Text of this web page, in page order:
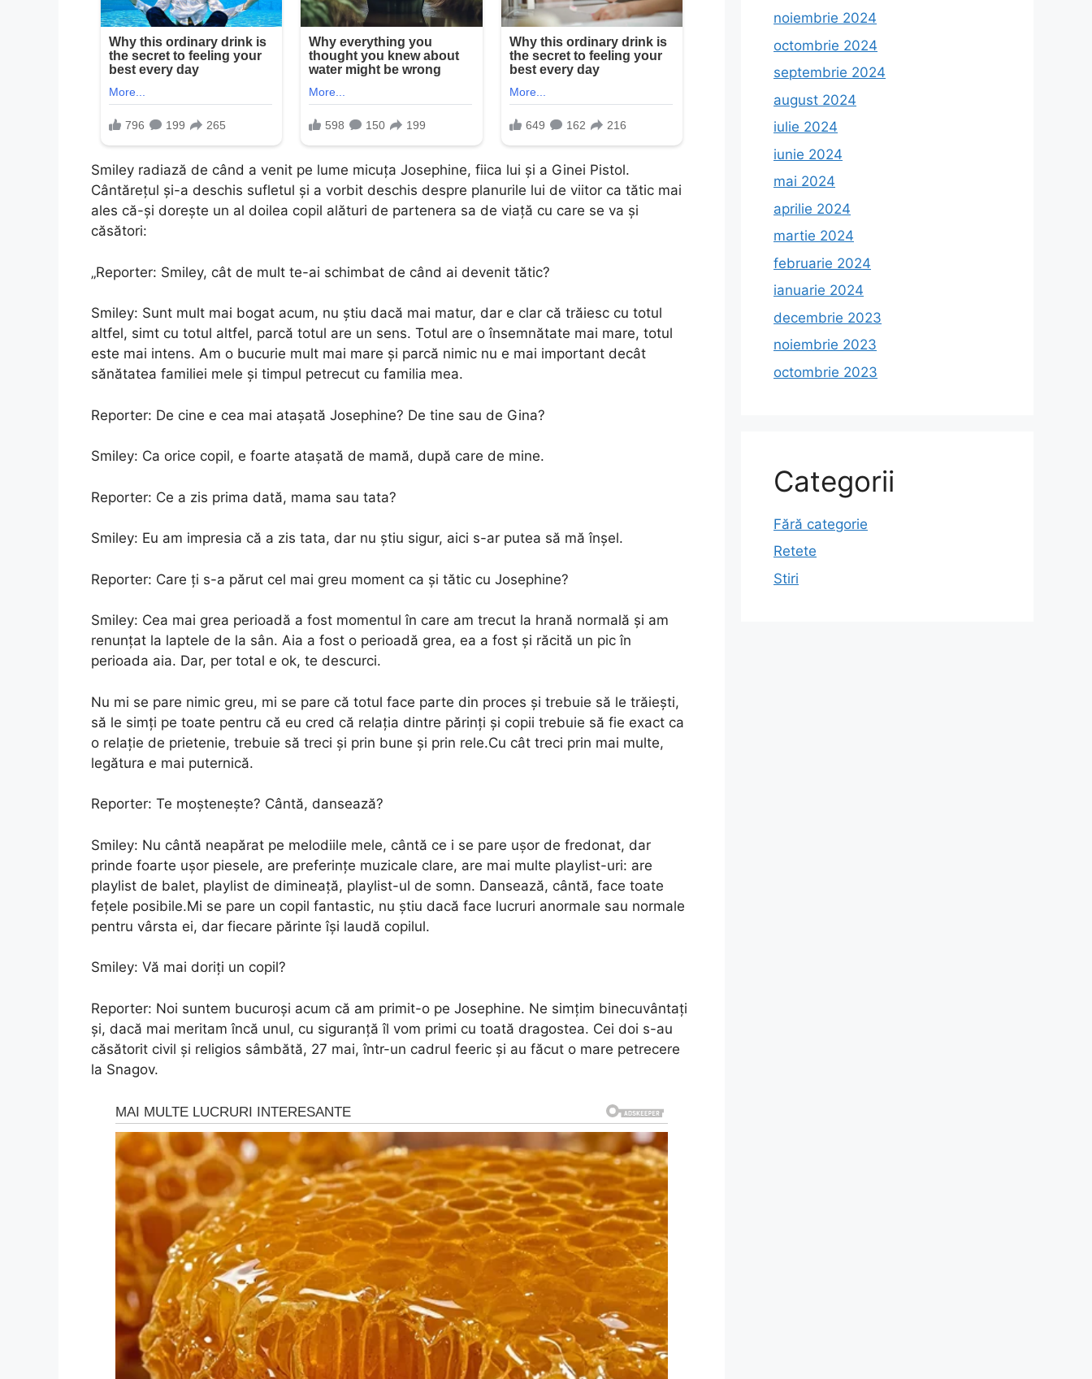
Smiley radiază de când a venit pe lume micuța Josephine, fiica lui și a Ginei Pistol.
Cântărețul și-a deschis sufletul și a vorbit deschis despre planurile lui de viitor ca tătic mai
ales că-și dorește un al doilea copil alături de partenera sa de viață cu care se va și
căsători:
„Reporter: Smiley, cât de mult te-ai schimbat de când ai devenit tătic?
Smiley: Sunt mult mai bogat acum, nu știu dacă mai matur, dar e clar că trăiesc cu totul
altfel, simt cu totul altfel, parcă totul are un sens. Totul are o însemnătate mai mare, totul
este mai intens. Am o bucurie mult mai mare și parcă nimic nu e mai important decât
sănătatea familiei mele și timpul petrecut cu familia mea.
Reporter: De cine e cea mai atașată Josephine? De tine sau de Gina?
Smiley: Ca orice copil, e foarte atașată de mamă, după care de mine.
Reporter: Ce a zis prima dată, mama sau tata?
Smiley: Eu am impresia că a zis tata, dar nu știu sigur, aici s-ar putea să mă înșel.
Reporter: Care ți s-a părut cel mai greu moment ca și tătic cu Josephine?
Smiley: Cea mai grea perioadă a fost momentul în care am trecut la hrană normală și am
renunțat la laptele de la sân. Aia a fost o perioadă grea, ea a fost și răcită un pic în
perioada aia. Dar, per total e ok, te descurci.
Nu mi se pare nimic greu, mi se pare că totul face parte din proces și trebuie să le trăiești,
să le simți pe toate pentru că eu cred că relația dintre părinți și copii trebuie să fie exact ca
o relație de prietenie, trebuie să treci și prin bune și prin rele.Cu cât treci prin mai multe,
legătura e mai puternică.
Reporter: Te moștenește? Cântă, dansează?
Smiley: Nu cântă neapărat pe melodiile mele, cântă ce i se pare ușor de fredonat, dar
prinde foarte ușor piesele, are preferințe muzicale clare, are mai multe playlist-uri: are
playlist de balet, playlist de dimineață, playlist-ul de somn. Dansează, cântă, face toate
fețele posibile.Mi se pare un copil fantastic, nu știu dacă face lucruri anormale sau normale
pentru vârsta ei, dar fiecare părinte își laudă copilul.
Smiley: Vă mai doriți un copil?
Reporter: Noi suntem bucuroși acum că am primit-o pe Josephine. Ne simțim binecuvântați
și, dacă mai meritam încă unul, cu siguranță îl vom primi cu toată dragostea. Cei doi s-au
căsătorit civil și religios sâmbătă, 27 mai, într-un cadrul feeric și au făcut o mare petrecere
la Snagov.
noiembrie 2024
octombrie 2024
septembrie 2024
august 2024
iulie 2024
iunie 2024
mai 2024
aprilie 2024
martie 2024
februarie 2024
ianuarie 2024
decembrie 2023
noiembrie 2023
octombrie 2023
Categorii
Fără categorie
Retete
Stiri